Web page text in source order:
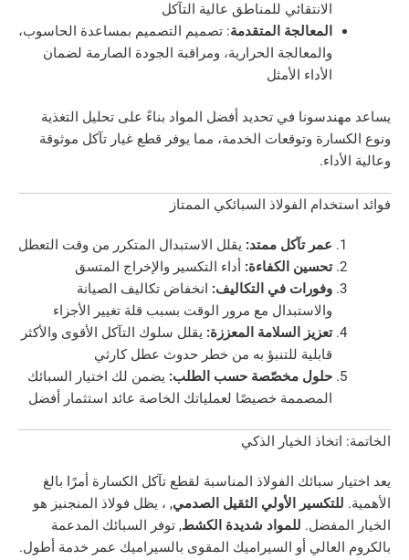
الانتقائي للمناطق عالية التآكل
المعالجة المتقدمة: تصميم التصميم بمساعدة الحاسوب،
والمعالجة الحرارية، ومراقبة الجودة الصارمة لضمان
في تحديد أفضل المواد بناءً على تحليل التغذية
وتوقعات الخدمة، مما يوفر قطع غيار تآكل موثوقة
الفولاذ السبائكي الممتاز
عمر تآكل ممتد:يقلل الاستبدال المتكرر من وقت التعطل
تحسين الكفاءة:أداء التكسير والإخراج المتسق
وفورات في التكاليف:انخفاض تكاليف الصيانة
والاستبدال مع مرور الوقت بسبب قلة تغيير الأجزاء
تعزيز السلامة المعززة:يقلل سلوك التآكل الأقوى والأكثر
قابلية للتنبؤ به من خطر حدوث عطل كارثي
حلول مخصّصة حسب الطلب:يضمن لك اختيار السبائك
المصممة خصيصًا لعملياتك الخاصة عائد استثمار أفضل
الخيار الذكي
سبائك الفولاذ المناسبة لقطع تآكل الكسارة أمرًا بالغ
الأولي الثقيل الصدمي, ، يظل فولاذ المنجنيز هو
للمواد شديدة الكشط, توفر السبائك المدعمة
أو السيراميك المقوى بالسيراميك عمر خدمة أطول.